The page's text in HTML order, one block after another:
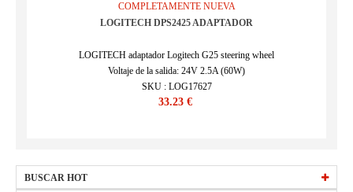
COMPLETAMENTE NUEVA
LOGITECH DPS2425 ADAPTADOR
LOGITECH adaptador Logitech G25 steering wheel
Voltaje de la salida: 24V 2.5A (60W)
SKU : LOG17627
33.23 €
BUSCAR HOT